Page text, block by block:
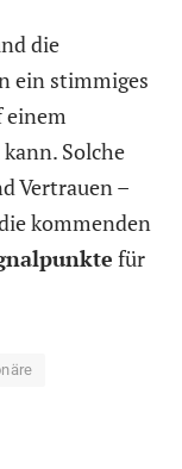
die
ein stimmiges
einem
Solche
Vertrauen –
kommenden
für